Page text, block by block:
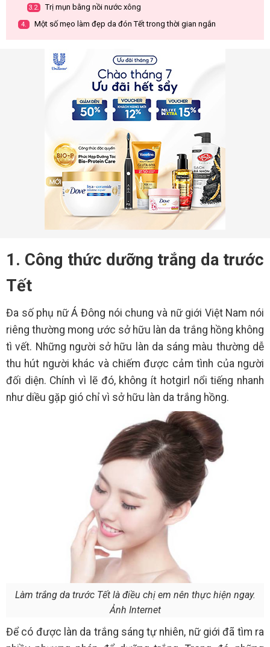
3.2. Trị mụn bằng nồi nước xông
4. Một số mẹo làm đẹp da đón Tết trong thời gian ngắn
1. Công thức dưỡng trắng da trước
Tết
Đa số phụ nữ Á Đông nói chung và nữ giới Việt Nam nói
riêng thường mong ước sở hữu làn da trắng hồng không
tì vết. Những người sở hữu làn da sáng màu thường dễ
thu hút người khác và chiếm được cảm tình của người
đối diện. Chính vì lẽ đó, không ít hotgirl nổi tiếng nhanh
như diều gặp gió chỉ vì sở hữu làn da trắng hồng.
Làm trắng da trước Tết là điều chị em nên thực hiện ngay.
Ảnh Internet
Để có được làn da trắng sáng tự nhiên, nữ giới đã tìm ra